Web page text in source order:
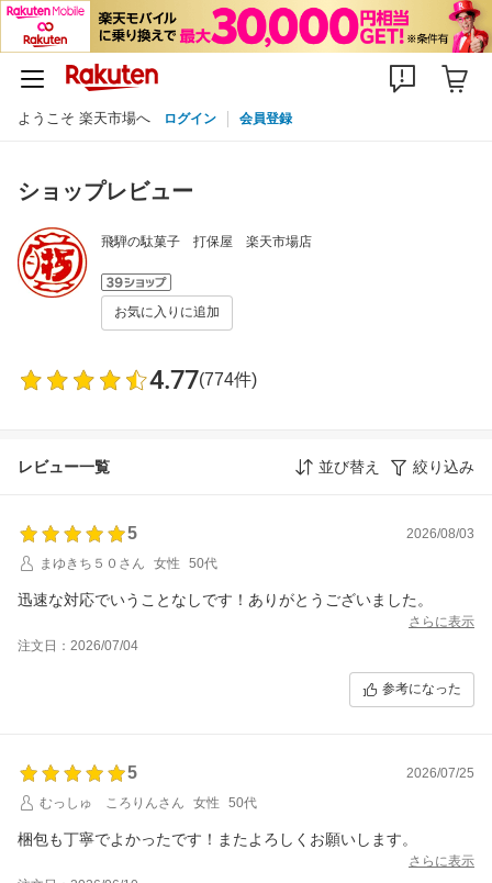
ようこそ 楽天市場へ ログイン 会員登録
ショップレビュー
飛騨の駄菓子 打保屋 楽天市場店
お気に入りに追加
4.77(774件)
レビュー一覧 並び替え 絞り込み
5
2026/08/03
まゆきち５０さん
女性 50代
迅速な対応でいうことなしです！ありがとうございました。
さらに表示
注文日：2026/07/04
参考になった
5
2026/07/25
むっしゅ ころりんさん
女性 50代
梱包も丁寧でよかったです！またよろしくお願いします。
さらに表示